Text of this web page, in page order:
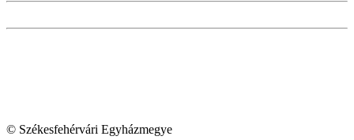
© Székesfehérvári Egyházmegye